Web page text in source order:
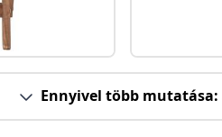
Ennyivel több mutatása: